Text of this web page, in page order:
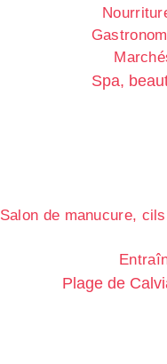
Spa,
Salon de manucure,
Plage de